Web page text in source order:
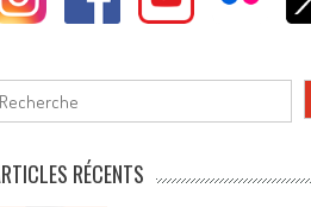
Rechercher
RÉCENTS